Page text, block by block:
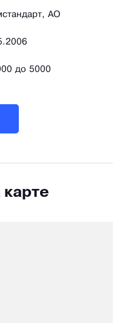
АО
до 5000